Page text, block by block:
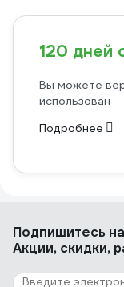
120 дней
Вы можете
использован
Подробнее
Подпишитесь
Акции, скидки,